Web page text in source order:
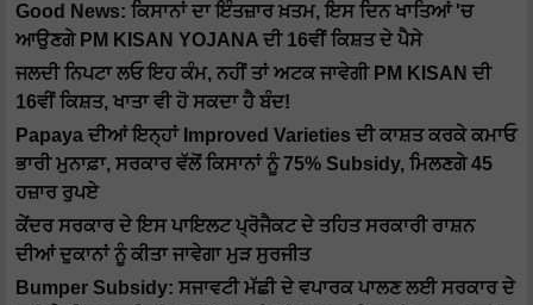
Good News: ਕਿਸਾਨਾਂ ਦਾ ਇੰਤਜ਼ਾਰ ਖ਼ਤਮ, ਇਸ ਦਿਨ ਖਾਤਿਆਂ 'ਚ
ਆਉਣਗੇ PM KISAN YOJANA ਦੀ 16ਵੀਂ ਕਿਸ਼ਤ ਦੇ ਪੈਸੇ
ਜਲਦੀ ਨਿਪਟਾ ਲਓ ਇਹ ਕੰਮ, ਨਹੀਂ ਤਾਂ ਅਟਕ ਜਾਵੇਗੀ PM KISAN ਦੀ
16ਵੀਂ ਕਿਸ਼ਤ, ਖਾਤਾ ਵੀ ਹੋ ਸਕਦਾ ਹੈ ਬੰਦ!
Papaya ਦੀਆਂ ਇਨ੍ਹਾਂ Improved Varieties ਦੀ ਕਾਸ਼ਤ ਕਰਕੇ ਕਮਾਓ
ਭਾਰੀ ਮੁਨਾਫ਼ਾ, ਸਰਕਾਰ ਵੱਲੋਂ ਕਿਸਾਨਾਂ ਨੂੰ 75% Subsidy, ਮਿਲਣਗੇ 45
ਹਜ਼ਾਰ ਰੁਪਏ
ਕੇਂਦਰ ਸਰਕਾਰ ਦੇ ਇਸ ਪਾਇਲਟ ਪ੍ਰੋਜੈਕਟ ਦੇ ਤਹਿਤ ਸਰਕਾਰੀ ਰਾਸ਼ਨ
ਦੀਆਂ ਦੁਕਾਨਾਂ ਨੂੰ ਕੀਤਾ ਜਾਵੇਗਾ ਮੁੜ ਸੁਰਜੀਤ
Bumper Subsidy: ਸਜਾਵਟੀ ਮੱਛੀ ਦੇ ਵਪਾਰਕ ਪਾਲਣ ਲਈ ਸਰਕਾਰ ਦੇ